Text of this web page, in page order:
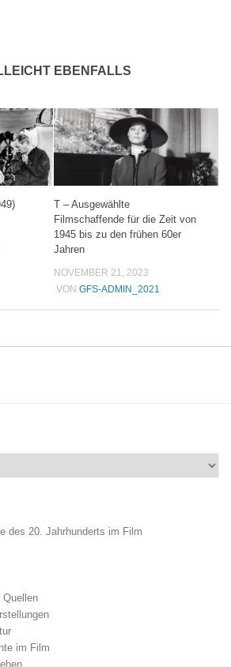
EBENFALLS
T – Ausgewählte
Filmschaffende für die Zeit von
1945 bis zu den frühen 60er
Jahren
NOVEMBER 21, 2023
VON GFS-ADMIN_2021
des 20. Jahrhunderts im Film
im Film